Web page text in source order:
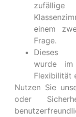
zufällige
einem
Frage.
Dieses
wurde
Flexibilität
Nutzen Sie
oder